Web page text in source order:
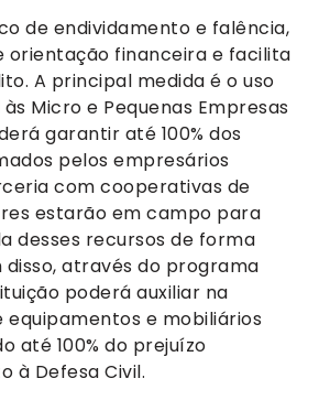
de endividamento e falência,
orientação financeira e facilita
A principal medida é o uso
Micro e Pequenas Empresas
garantir até 100% dos
pelos empresários
com cooperativas de
estarão em campo para
desses recursos de forma
através do programa
poderá auxiliar na
equipamentos e mobiliários
até 100% do prejuízo
à Defesa Civil.